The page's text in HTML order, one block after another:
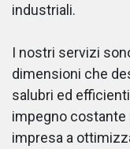
industriali.
I nostri servizi
dimensioni che
salubri ed
impegno costante
impresa a